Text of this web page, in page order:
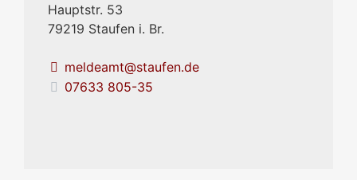
Hauptstr. 53
79219 Staufen i. Br.
meldeamt@staufen.de
07633 805-35